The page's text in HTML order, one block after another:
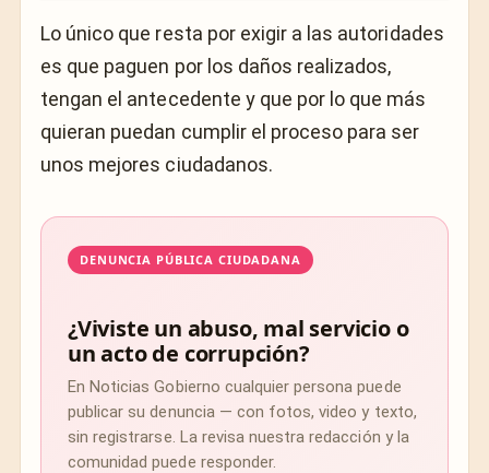
Lo único que resta por exigir a las autoridades
es que paguen por los daños realizados,
tengan el antecedente y que por lo que más
quieran puedan cumplir el proceso para ser
unos mejores ciudadanos.
DENUNCIA PÚBLICA CIUDADANA
¿Viviste un abuso, mal servicio o
un acto de corrupción?
En Noticias Gobierno cualquier persona puede
publicar su denuncia — con fotos, video y texto,
sin registrarse. La revisa nuestra redacción y la
comunidad puede responder.